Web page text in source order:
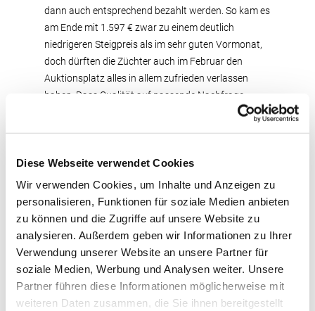
Diese Webseite verwendet Cookies
Wir verwenden Cookies, um Inhalte und Anzeigen zu
personalisieren, Funktionen für soziale Medien anbieten
zu können und die Zugriffe auf unsere Website zu
analysieren. Außerdem geben wir Informationen zu Ihrer
Verwendung unserer Website an unsere Partner für
soziale Medien, Werbung und Analysen weiter. Unsere
Partner führen diese Informationen möglicherweise mit
weiteren Daten zusammen, die Sie ihnen bereitgestellt
dann auch entsprechend bezahlt werden. So kam es
am Ende mit 1.597 € zwar zu einem deutlich
niedrigeren Steigpreis als im sehr guten Vormonat,
doch dürften die Züchter auch im Februar den
Auktionsplatz alles in allem zufrieden verlassen
haben. Dass Qualität auf passende Nachfrage
stößt, verdeutlicht die Tatsache, dass deutlich mehr
Hermann-Josef Bonhoff war es, der unter den
zahlreichen Spitzenfärsen die mit dem höchsten
Gebot im Ring vorgestellt hat. Seine Shottle-Tochter
beeindruckte schaufertig im Ring vorgestellt und
war mit der sehr guten Eigenleistung auch im
Punkto Milchleistung überzeugend. Es war schon
spannend bis sich der Hammer dann beim
Tageshöchstpreis von 3.000 € zugunsten eines
Klever Züchters senkte. Nicht weniger